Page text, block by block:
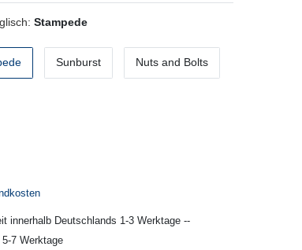
Stampede
Sunburst Nuts and Bolts
innerhalb Deutschlands 1-3 Werktage --
5-7 Werktage